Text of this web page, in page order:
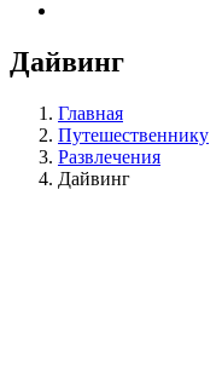
Дайвинг
Главная
Путешественнику
Развлечения
Дайвинг